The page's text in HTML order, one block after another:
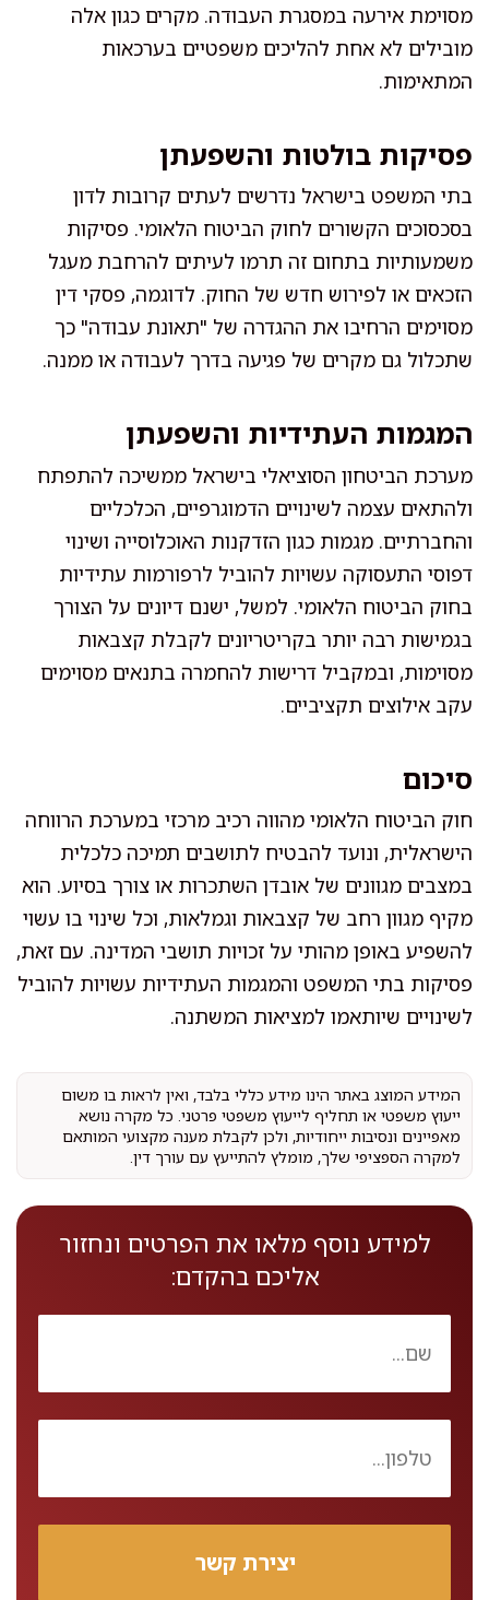
מסוימת אירעה במסגרת העבודה. מקרים כגון אלה
מובילים לא אחת להליכים משפטיים בערכאות
המתאימות.
פסיקות בולטות והשפעתן
בתי המשפט בישראל נדרשים לעתים קרובות לדון
בסכסוכים הקשורים לחוק הביטוח הלאומי. פסיקות
משמעותיות בתחום זה תרמו לעיתים להרחבת מעגל
הזכאים או לפירוש חדש של החוק. לדוגמה, פסקי דין
מסוימים הרחיבו את ההגדרה של "תאונת עבודה" כך
שתכלול גם מקרים של פגיעה בדרך לעבודה או ממנה.
המגמות העתידיות והשפעתן
מערכת הביטחון הסוציאלי בישראל ממשיכה להתפתח
ולהתאים עצמה לשינויים הדמוגרפיים, הכלכליים
והחברתיים. מגמות כגון הזדקנות האוכלוסייה ושינוי
דפוסי התעסוקה עשויות להוביל לרפורמות עתידיות
בחוק הביטוח הלאומי. למשל, ישנם דיונים על הצורך
בגמישות רבה יותר בקריטריונים לקבלת קצבאות
מסוימות, ובמקביל דרישות להחמרה בתנאים מסוימים
עקב אילוצים תקציביים.
סיכום
חוק הביטוח הלאומי מהווה רכיב מרכזי במערכת הרווחה
הישראלית, ונועד להבטיח לתושבים תמיכה כלכלית
במצבים מגוונים של אובדן השתכרות או צורך בסיוע. הוא
מקיף מגוון רחב של קצבאות וגמלאות, וכל שינוי בו עשוי
להשפיע באופן מהותי על זכויות תושבי המדינה. עם זאת,
פסיקות בתי המשפט והמגמות העתידיות עשויות להוביל
לשינויים שיותאמו למציאות המשתנה.
המידע המוצג באתר הינו מידע כללי בלבד, ואין לראות בו משום
ייעוץ משפטי או תחליף לייעוץ משפטי פרטני. כל מקרה נושא
מאפיינים ונסיבות ייחודיות, ולכן לקבלת מענה מקצועי המותאם
למקרה הספציפי שלך, מומלץ להתייעץ עם עורך דין.
למידע נוסף מלאו את הפרטים ונחזור
אליכם בהקדם: